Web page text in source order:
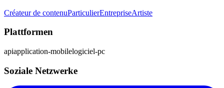
Créateur de contenuParticulierEntrepriseArtiste
Plattformen
apiapplication-mobilelogiciel-pc
Soziale Netzwerke